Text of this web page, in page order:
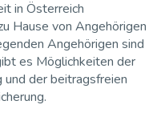
in Österreich
Hause von Angehörigen
Angehörigen sind
es Möglichkeiten der
der beitragsfreien